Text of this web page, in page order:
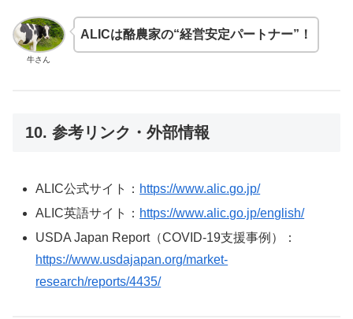
牛さん
ALICは酪農家の“経営安定パートナー”！
10. 参考リンク・外部情報
ALIC公式サイト： https://www.alic.go.jp/
ALIC英語サイト： https://www.alic.go.jp/english/
USDA Japan Report（COVID-19支援事例）：
https://www.usdajapan.org/market-
research/reports/4435/